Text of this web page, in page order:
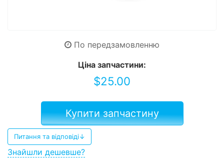
По передзамовленню
Ціна запчастини:
$25.00
Купити запчастину
Питання та відповіді↓
Знайшли дешевше?